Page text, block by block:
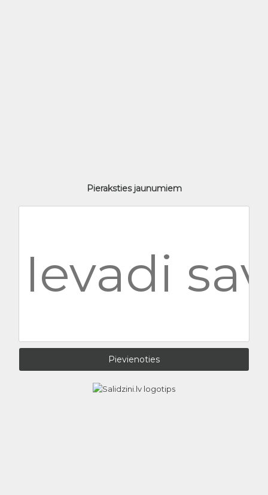
Pieraksties jaunumiem